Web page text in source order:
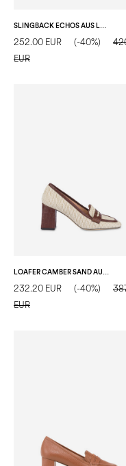
SLINGBACK ECHOS AUS LACKLEDER
252.00 EUR (-40%)
EUR
LOAFER CAMBER SAND AUS BAST
232.20 EUR (-40%)
EUR